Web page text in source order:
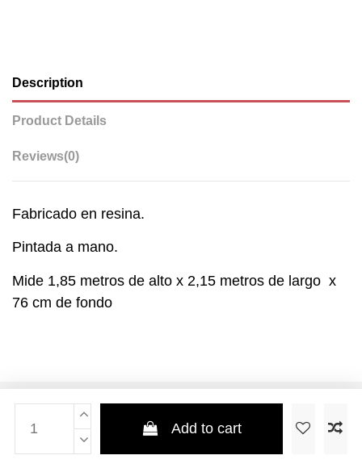
Add to cart
Description
Product Details
Reviews(0)
Fabricado en resina.
Pintada a mano.
Mide 1,85 metros de alto x 2,15 metros de largo x
76 cm de fondo